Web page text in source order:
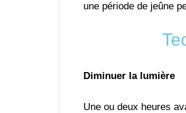
une période de jeûne
Diminuer la lumière
Une ou deux heures